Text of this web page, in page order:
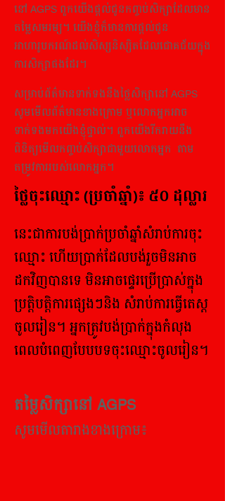
នៅ AGPS ពួកយើងផ្តល់ជូនកញ្ចប់សិក្សាដែលមាន
តម្លៃសមរម្យ។ យើងខ្ញុំក៏មានការផ្តល់ជូន
អាហារូបករណ៍ដល់សិស្សនិស្សិតដែលជោគជ័យក្នុង
ការសិក្សាផងដែរ។
សម្រាប់ព័ត៌មានទាក់ទងនឹងថ្លៃសិក្សានៅ AGPS
សូមមើលព័ត៌មានខាងក្រោម ឬលោកអ្នកអាច
ទាក់ទងមកយើងខ្ញុំផ្ទាល់។ ពួកយើងរីករាយនឹង
ពិនិត្យមើលកញ្ចប់សិក្សាជាមួយលោកអ្នក តាម
តម្រូវការរបស់លោកអ្នក។
ថ្លៃចុះឈ្មោះ (ប្រចាំឆ្នាំ)៖ ៥០ ដុល្លារ
នេះជាការបង់ប្រាក់ប្រចាំឆ្នាំសំរាប់ការចុះ
ឈ្មោះ​ ហើយប្រាក់ដែលបង់រួចមិនអាច
ដកវិញបានទេ មិនអាចផ្ទេរប្រើ​ប្រាស់ក្នុង
ប្រត្តិបត្តិការផ្សេងៗ​និង​ សំរាប់ការធ្វើតេស្ត
ចូលរៀន។ អ្នកត្រូវបង់ប្រាក់ក្នុងកំលុង
ពេលបំពេញបែបបទចុះឈ្មោះចូលរៀន។
តម្លៃសិក្សានៅ AGPS
សូមមើលតារាងខាងក្រោម៖